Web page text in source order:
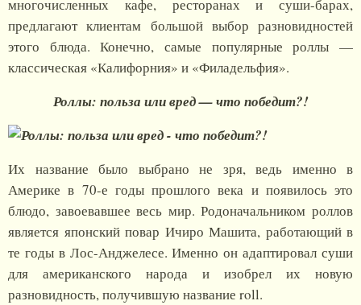
многочисленных кафе, ресторанах и суши-барах,
предлагают клиентам большой выбор разновидностей
этого блюда. Конечно, самые популярные роллы —
классическая «Калифорния» и «Филадельфия».
Роллы: польза или вред — что победит?!
Их название было выбрано не зря, ведь именно в
Америке в 70-е годы прошлого века и появилось это
блюдо, завоевавшее весь мир. Родоначальником роллов
является японский повар Ичиро Машита, работающий в
те годы в Лос-Анджелесе. Именно он адаптировал суши
для американского народа и изобрел их новую
разновидность, получившую название roll.